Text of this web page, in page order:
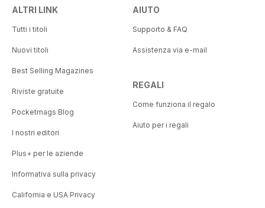
ALTRI LINK
Tutti i titoli
Nuovi titoli
Best Selling Magazines
Riviste gratuite
Pocketmags Blog
I nostri editori
Plus+ per le aziende
Informativa sulla privacy
California e USA Privacy
AIUTO
Supporto & FAQ
Assistenza via e-mail
REGALI
Come funziona il regalo
Aiuto per i regali